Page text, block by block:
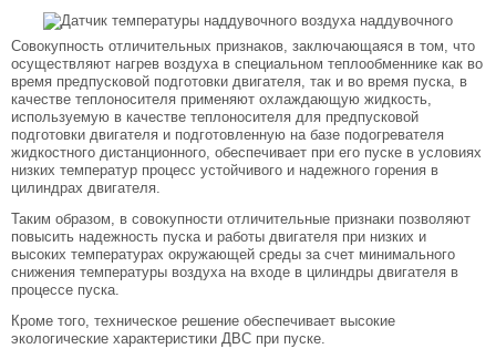
Совокупность отличительных признаков, заключающаяся в том, что
осуществляют нагрев воздуха в специальном теплообменнике как во
время предпусковой подготовки двигателя, так и во время пуска, в
качестве теплоносителя применяют охлаждающую жидкость,
используемую в качестве теплоносителя для предпусковой
подготовки двигателя и подготовленную на базе подогревателя
жидкостного дистанционного, обеспечивает при его пуске в условиях
низких температур процесс устойчивого и надежного горения в
цилиндрах двигателя.
Таким образом, в совокупности отличительные признаки позволяют
повысить надежность пуска и работы двигателя при низких и
высоких температурах окружающей среды за счет минимального
снижения температуры воздуха на входе в цилиндры двигателя в
процессе пуска.
Кроме того, техническое решение обеспечивает высокие
экологические характеристики ДВС при пуске.